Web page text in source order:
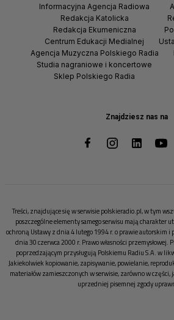
Znajdziesz nas na
Informacyjna Agencja Radiowa
Redakcja Katolicka
Redakcja Ekumeniczna
Centrum Edukacji Medialnej
Agencja Muzyczna Polskiego Radia
Studia nagraniowe i koncertowe
Sklep Polskiego Radia
Treści, znajdujące się w serwisie polskieradio.pl, w tym
poszczególne elementy samego serwisu mają charakter
ochroną Ustawy z dnia 4 lutego 1994 r. o prawie autorskim
dnia 30 czerwca 2000 r. Prawo własności przemysłowej.
poprzedzającym przysługują Polskiemu Radiu S.A. w
Jakiekolwiek kopiowanie, zapisywanie, powielanie,
materiałów zamieszczonych w serwisie, zarówno w części,
uprzedniej pisemnej zgody